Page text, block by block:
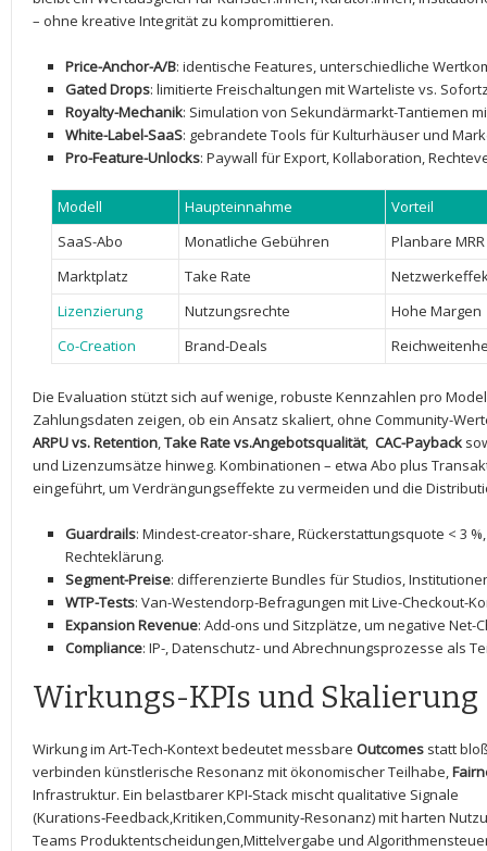
– ohne kreative Integrität zu kompromittieren.
Price-Anchor-A/B: identische Features, unterschiedliche
Gated Drops: limitierte Freischaltungen mit Warteliste vs.
Royalty-Mechanik: Simulation von ​Sekundärmarkt-Tantiemen
White-Label-SaaS: gebrandete Tools für Kulturhäuser ‍und
Pro-Feature-Unlocks: Paywall‌ für Export,⁤ Kollaboration,
Modell Haupteinnahme
Vorteil
SaaS-Abo
Monatliche ⁣Gebühren
Planbare MRR
Marktplatz
Take Rate
Lizenzierung
Nutzungsrechte
Hohe Margen
Co-Creation
Brand-Deals
Die Evaluation stützt sich‍ auf wenige, ‍robuste Kennzahlen⁢ pro⁢
Zahlungsdaten zeigen, ob ein Ansatz skaliert, ‌ohne Community-
ARPU ⁢vs. Retention,⁢Take Rate vs.Angebotsqualität, ​ CAC-Payback
⁤und Lizenzumsätze hinweg. Kombinationen – etwa Abo plus
eingeführt, um‌ Verdrängungseffekte zu ⁣vermeiden ⁣und die
Guardrails: Mindest-creator-share, Rückerstattungsquote ​< 3
Rechteklärung.
Segment-Preise: differenzierte Bundles für ‍Studios,
WTP-Tests: Van-Westendorp-Befragungen mit Live-Checkout-
Expansion Revenue:⁢ Add-ons und Sitzplätze, um negative Net-
Compliance: ​IP-, Datenschutz- und Abrechnungsprozesse als
Wirkungs-KPIs und Skalierung
Wirkung im Art‑Tech‑Kontext bedeutet messbare Outcomes statt
verbinden künstlerische Resonanz mit ökonomischer Teilhabe,
Infrastruktur. Ein ‍belastbarer KPI‑Stack mischt qualitative ​Signale⁢
(Kurations‑Feedback,Kritiken,Community‑Resonanz) ⁤mit harten
Teams Produktentscheidungen,Mittelvergabe und